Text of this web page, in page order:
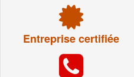
Entreprise certifiée